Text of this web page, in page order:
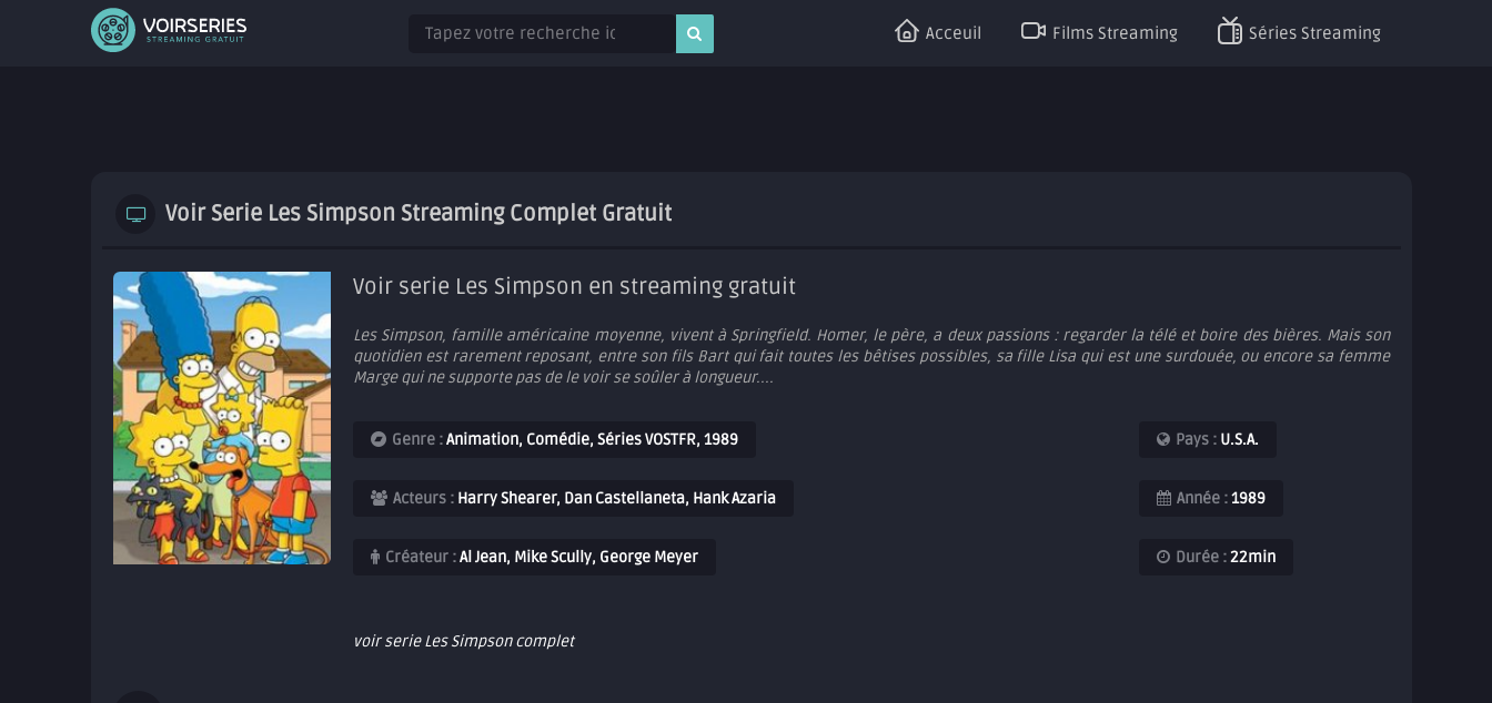
Acceuil Films Streaming Séries Streaming
Voir Serie Les Simpson Streaming Complet Gratuit
Voir serie Les Simpson en streaming gratuit
Les Simpson, famille américaine moyenne, vivent à Springfield. Homer, le père, a deux passions : regarder la télé et boire des bières. Mais son
quotidien est rarement reposant, entre son fils Bart qui fait toutes les bêtises possibles, sa fille Lisa qui est une surdouée, ou encore sa femme
Marge qui ne supporte pas de le voir se soûler à longueur....
Genre :Animation, Comédie, Séries VOSTFR, 1989
Acteurs : Harry Shearer, Dan Castellaneta, Hank Azaria
Créateur :Al Jean, Mike Scully, George Meyer
Pays :U.S.A.
Année :1989
Durée :22min
voir serie Les Simpson complet